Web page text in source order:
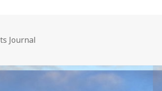
Journal